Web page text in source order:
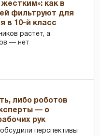
как в
фильтруют для
в 10-й класс
растет, а
— нет
либо роботов
— о
рук
перспективы